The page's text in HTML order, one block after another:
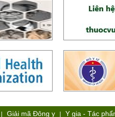
Giải mã Đông y Y gia - Tác